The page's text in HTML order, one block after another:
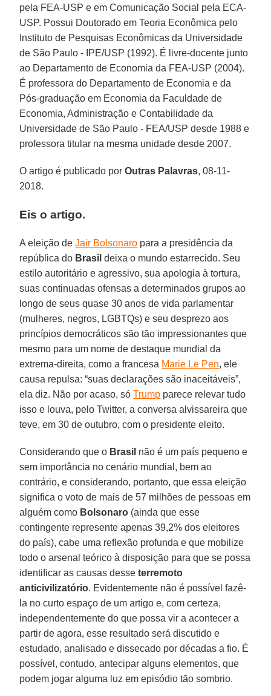
pela FEA-USP e em Comunicação Social pela ECA-
USP. Possui Doutorado em Teoria Econômica pelo
Instituto de Pesquisas Econômicas da Universidade
de São Paulo - IPE/USP (1992). É livre-docente junto
ao Departamento de Economia da FEA-USP (2004).
É professora do Departamento de Economia e da
Pós-graduação em Economia da Faculdade de
Economia, Administração e Contabilidade da
Universidade de São Paulo - FEA/USP desde 1988 e
professora titular na mesma unidade desde 2007.
O artigo é publicado porOutras Palavras, 08-11-
2018.
Eis o artigo.
A eleição deJair Bolsonaro para a presidência da
república do Brasil deixa o mundo estarrecido. Seu
estilo autoritário e agressivo, sua apologia à tortura,
suas continuadas ofensas a determinados grupos ao
longo de seus quase 30 anos de vida parlamentar
(mulheres, negros, LGBTQs) e seu desprezo aos
princípios democráticos são tão impressionantes que
mesmo para um nome de destaque mundial da
extrema-direita, como a francesa Marie Le Pen, ele
causa repulsa: “suas declarações são inaceitáveis”,
ela diz. Não por acaso, sóTrump parece relevar tudo
isso e louva, pelo Twitter, a conversa alvissareira que
teve, em 30 de outubro, com o presidente eleito.
Considerando que o Brasil não é um país pequeno e
sem importância no cenário mundial, bem ao
contrário, e considerando, portanto, que essa eleição
significa o voto de mais de 57 milhões de pessoas em
alguém como Bolsonaro (ainda que esse
contingente represente apenas 39,2% dos eleitores
do país), cabe uma reflexão profunda e que mobilize
todo o arsenal teórico à disposição para que se possa
identificar as causas desseterremoto
anticivilizatório. Evidentemente não é possível fazê-
la no curto espaço de um artigo e, com certeza,
independentemente do que possa vir a acontecer a
partir de agora, esse resultado será discutido e
estudado, analisado e dissecado por décadas a fio. É
possível, contudo, antecipar alguns elementos, que
podem jogar alguma luz em episódio tão sombrio.